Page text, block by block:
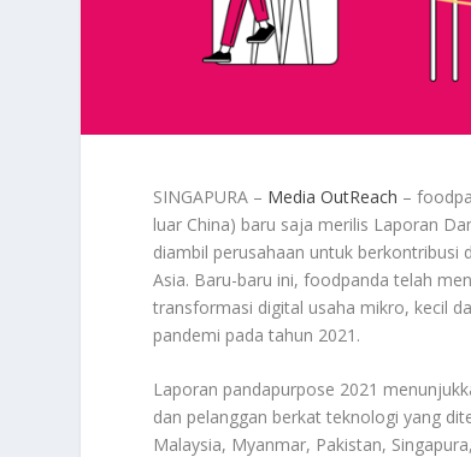
SINGAPURA – Media OutReach –
luar China) baru saja merilis Laporan
diambil perusahaan untuk
Asia. Baru-baru ini, foodpanda telah
transformasi digital usaha mikro, kecil
pandemi pada tahun 2021.
Laporan pandapurpose 2021
dan pelanggan berkat teknologi yang
Malaysia, Myanmar, Pakistan,